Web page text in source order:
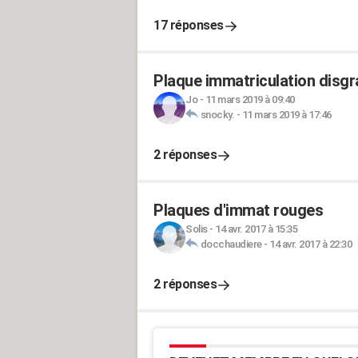
17 réponses
Plaque immatriculation
Jo- 11 mars 2019 à 09:40
snocky. - 11 mars 2019 à 17:46
2 réponses
Plaques d'immat rouges
Solis- 14 avr. 2017 à 15:35
docchaudiere- 14 avr. 2017 à 22:30
2 réponses